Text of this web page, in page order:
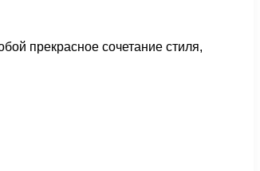
прекрасное сочетание стиля,